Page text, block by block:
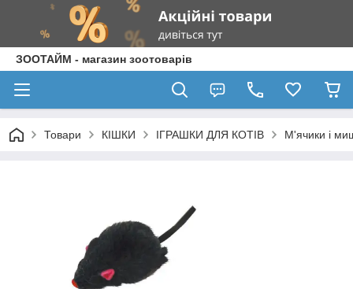
ЗООТАЙМ - магазин зоотоварів
Товари КІШКИ ІГРАШКИ ДЛЯ КОТІВ М'ячики і